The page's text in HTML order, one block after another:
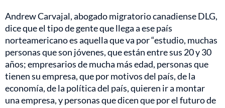
Andrew Carvajal, abogado migratorio canadiense DLG,
dice que el tipo de gente que llega a ese país
norteamericano es aquella que va por “estudio, muchas
personas que son jóvenes, que están entre sus 20 y 30
años; empresarios de mucha más edad, personas que
tienen su empresa, que por motivos del país, de la
economía, de la política del país, quieren ir a montar
una empresa, y personas que dicen que por el futuro de